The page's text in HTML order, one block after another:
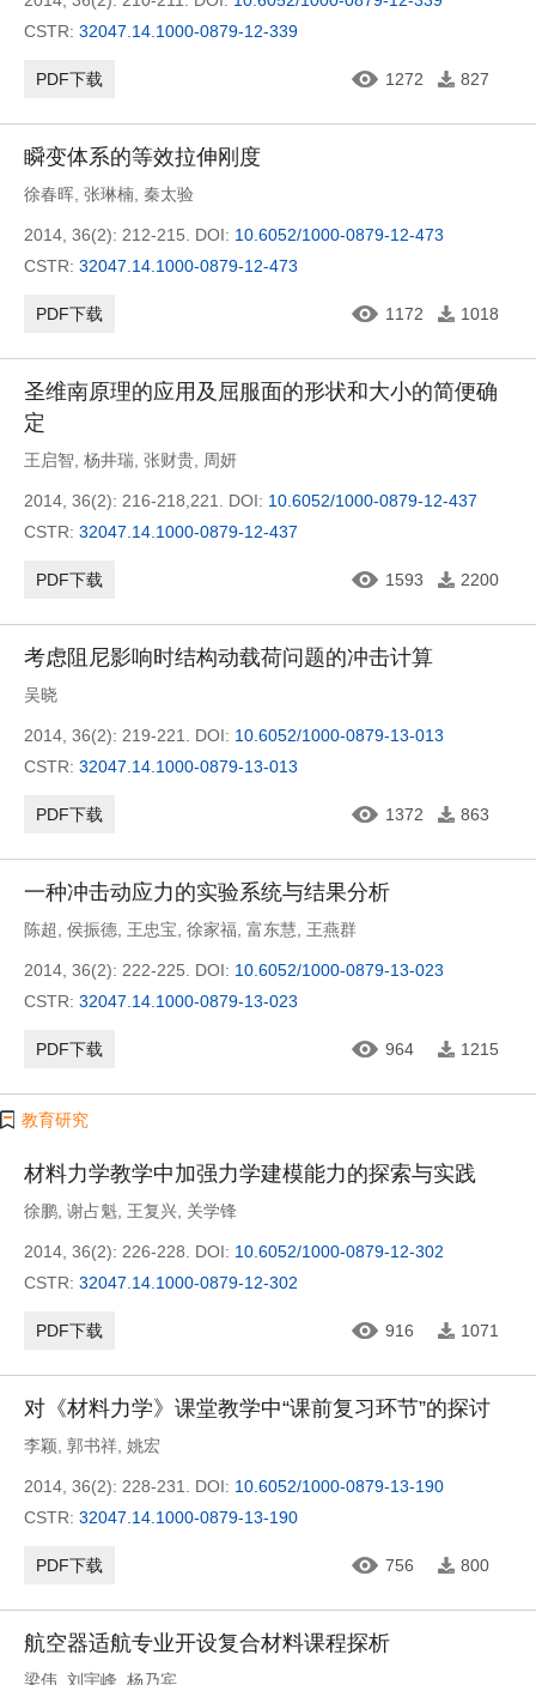
CSTR: 32047.14.1000-0879-12-339
PDF下载 1272 827
瞬变体系的等效拉伸刚度
徐春晖 张琳楠 秦太验
2014, 36(2): 212-215. DOI: 10.6052/1000-0879-12-473
CSTR: 32047.14.1000-0879-12-473
PDF下载 1172 1018
圣维南原理的应用及屈服面的形状和大小的简便确
定
王启智 杨井瑞 张财贵 周妍
2014, 36(2): 216-218,221. DOI: 10.6052/1000-0879-12-437
CSTR: 32047.14.1000-0879-12-437
PDF下载 1593 2200
考虑阻尼影响时结构动载荷问题的冲击计算
吴晓
2014, 36(2): 219-221. DOI: 10.6052/1000-0879-13-013
CSTR: 32047.14.1000-0879-13-013
PDF下载 1372 863
一种冲击动应力的实验系统与结果分析
陈超 侯振德 王忠宝 徐家福 富东慧 王燕群
2014, 36(2): 222-225. DOI: 10.6052/1000-0879-13-023
CSTR: 32047.14.1000-0879-13-023
PDF下载 964 1215
教育研究
材料力学教学中加强力学建模能力的探索与实践
徐鹏 谢占魁 王复兴 关学锋
2014, 36(2): 226-228. DOI: 10.6052/1000-0879-12-302
CSTR: 32047.14.1000-0879-12-302
PDF下载 916 1071
对《材料力学》课堂教学中“课前复习环节”的探讨
李颖 郭书祥 姚宏
2014, 36(2): 228-231. DOI: 10.6052/1000-0879-13-190
CSTR: 32047.14.1000-0879-13-190
PDF下载 756 800
航空器适航专业开设复合材料课程探析
梁伟 刘宇峰 杨乃宾